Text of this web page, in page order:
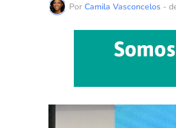
Por Camila Vasconcelos -